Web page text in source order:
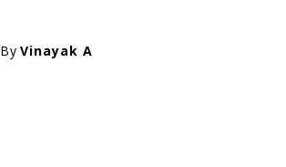
By Vinayak A